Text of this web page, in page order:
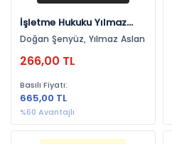
Girişimcilik (15)
İnceleme (15)
Sağlık (10)
Ticaret Hukuku (10)
2011 (28)
2012 (28)
2013 (26)
2008 (18)
2010 (15)
İşletme Hukuku Yılmaz
Aslan
Doğan Şenyüz, Yılmaz Aslan
266,00 TL
Basılı Fiyatı:
665,00 TL
%60 Avantajlı